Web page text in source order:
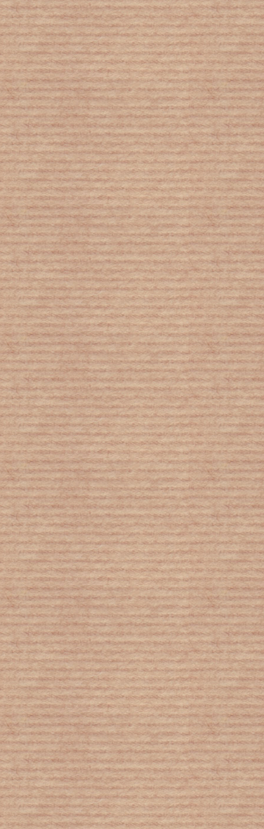
Ο ρόλος των ωκεανών στην κλιματική
αλλαγή